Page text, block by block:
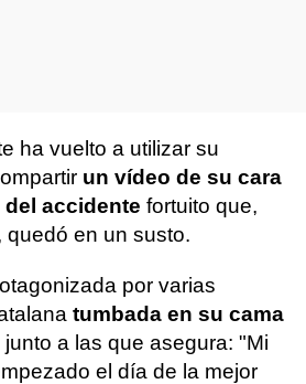
ha vuelto a utilizar su
un vídeo de su cara
accidente fortuito que,
quedó en un susto.
por varias
tumbada en su cama
junto a las que asegura: "Mi
el día de la mejor